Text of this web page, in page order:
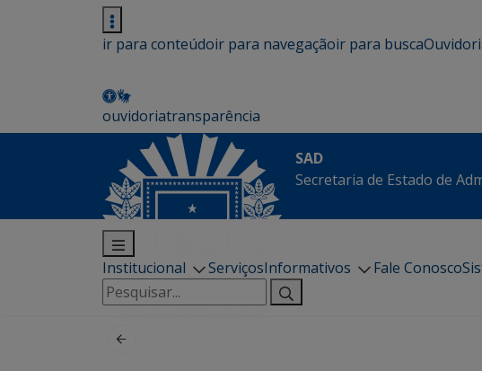
ir para conteúdoir para navegaçãoir para busca
ouvidoriatransparência
SAD
Secretaria de Estado de
Institucional ServiçosInformativos Fale Conosco
Pesquisar
por: